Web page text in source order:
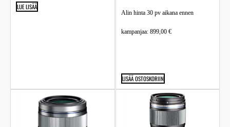
LUE LISÄÄ
Alin hinta 30 pv aikana ennen
kampanjaa: 899,00 €
LISÄÄ OSTOSKORIIN